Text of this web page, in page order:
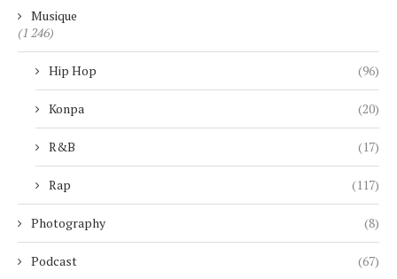
Musique
(1 246)
Hip Hop (96)
Konpa (20)
R&B (17)
Rap (117)
Photography (8)
Podcast (67)